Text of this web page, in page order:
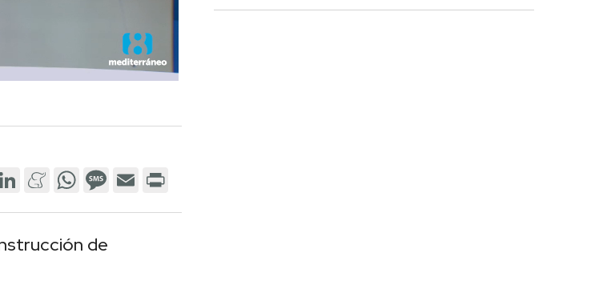
TwitterLinkedInMeneame
WhatsApp
Message
Email
de